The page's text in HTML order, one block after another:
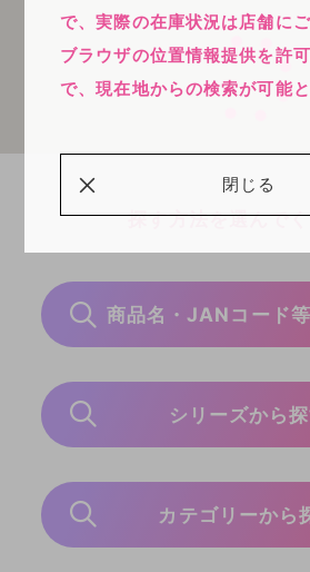
探す方法を選んで
商品名・JANコード
シリーズから
カテゴリーから
で、実際の在庫状況は店舗にご
ブラウザの位置情報提供を許
で、現在地からの検索が可能と
閉じる